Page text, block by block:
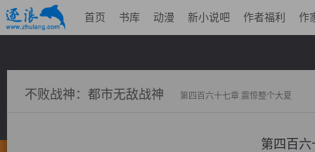
首页 书库 动漫 新小说吧 作者福利 作
不败战神：都市无敌战神 第四百六十七章 震惊整个大夏
第四百